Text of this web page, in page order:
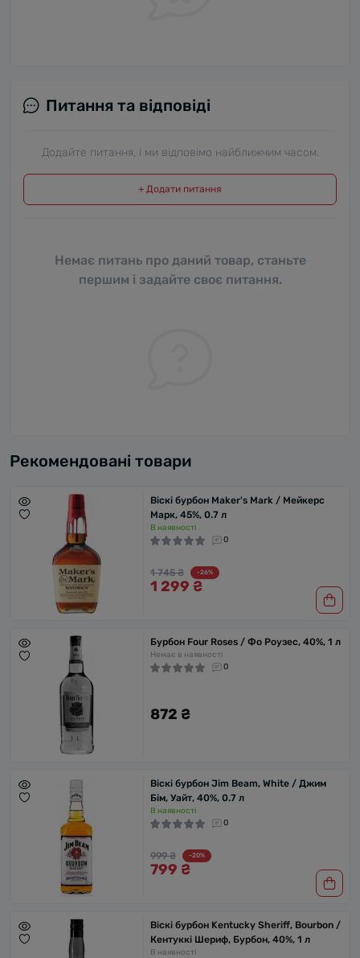
Питання та відповіді
Додайте питання, і ми відповімо найближчим часом.
+ Додати питання
Немає питань про даний товар, станьте
першим і задайте своє питання.
Рекомендовані товари
Віскі бурбон Maker's Mark / Мейкерс
Марк, 45%, 0.7 л
В наявності
0
1 745 ₴ -26%
1 299 ₴
Бурбон Four Roses / Фо Роузес, 40%, 1 л
Немає в наявності
0
872 ₴
Віскі бурбон Jim Beam, White / Джим
Бім, Уайт, 40%, 0.7 л
В наявності
0
999 ₴ -20%
799 ₴
Віскі бурбон Kentucky Sheriff, Bourbon /
Кентуккі Шериф, Бурбон, 40%, 1 л
В наявності